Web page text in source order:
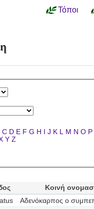
Τόποι
C D E F G H I J K L M N O P
Y Z
Κοινή
Αδενόκαρπος ο